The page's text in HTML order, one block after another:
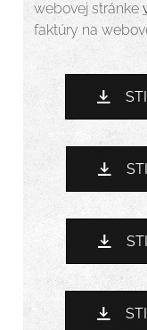
webovej stránke
faktúry na